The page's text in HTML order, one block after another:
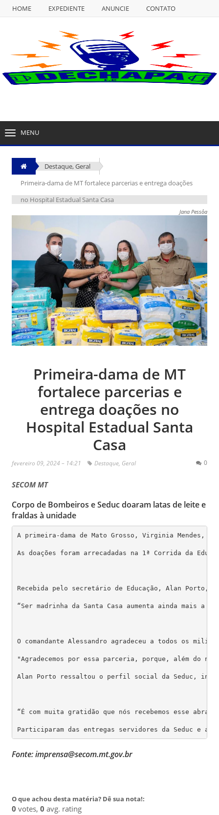
HOME EXPEDIENTE ANUNCIE
CONTATO
EXPEDIENTE ANUNCIE
MENU
Destaque,Geral
Primeira-dama de MT fortalece parcerias e entrega doações
no Hospital Estadual Santa Casa
Jana Pessôa
Primeira-dama de MT
fortalece parcerias e
entrega doações no
Hospital Estadual Santa
Casa
fevereiro 09, 2024 – 14:21 Destaque, Geral 0
SECOM MT
Corpo de Bombeiros e Seduc doaram latas de leite e
fraldas à unidade
A primeira-dama de Mato Grosso, Virginia
As doações foram arrecadadas na 1ª Corrida da
Recebida pelo secretário de Educação, Alan Porto,
“Ser madrinha da Santa Casa aumenta ainda mais
O comandante Alessandro agradeceu a todos os
"Agradecemos por essa parceria, porque, além do
Alan Porto ressaltou o perfil social da Seduc,
“É com muita gratidão que nós recebemos esse
Participaram das entregas servidores da Seduc e a
Fonte: imprensa@secom.mt.gov.br
O que achou desta matéria? Dê sua nota!:
0 votes, 0 avg. rating